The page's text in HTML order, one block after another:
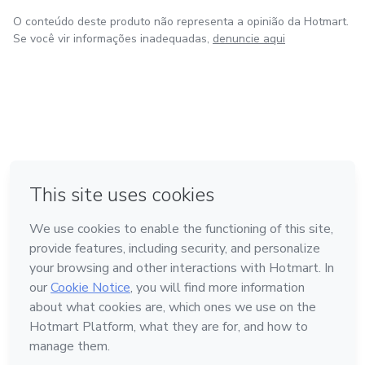
O conteúdo deste produto não representa a opinião da Hotmart.
Se você vir informações inadequadas, denuncie aqui
Feito com ❤ em Bogotá
Conheça a Hotmart
Idioma
Português